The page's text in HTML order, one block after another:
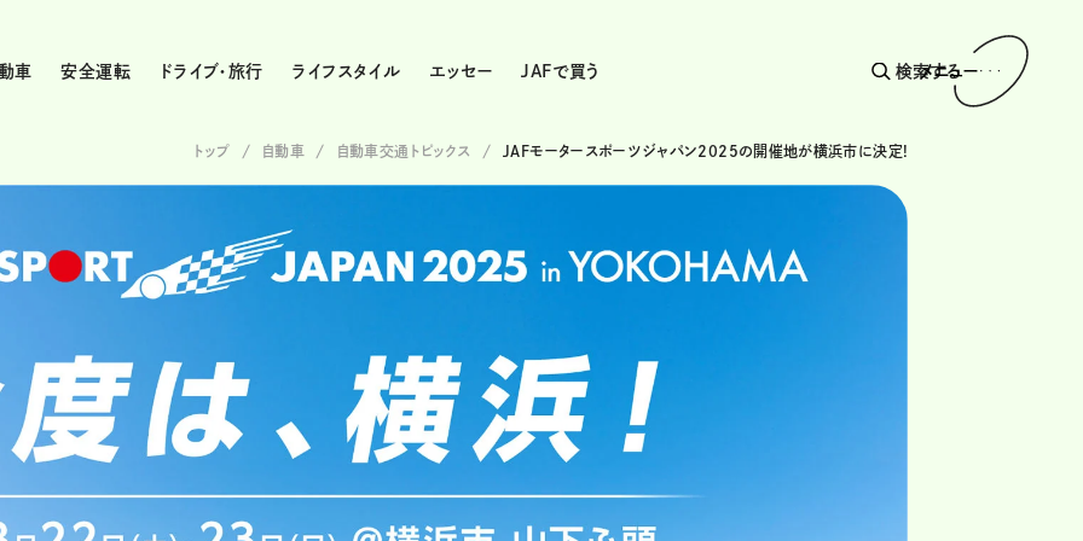
車 安全運転 ドライブ・旅行 ライフスタイル エッセー JAFで買う 検索する
メニュー
トップ 自動車 自動車交通トピックス JAFモータースポーツジャパン2025の開催地が横浜市に決定!